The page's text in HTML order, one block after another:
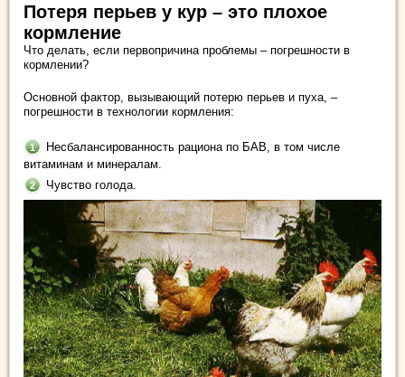
Потеря перьев у кур – это плохое
кормление
Что делать, если первопричина проблемы – погрешности в
кормлении?
Основной фактор, вызывающий потерю перьев и пуха, –
погрешности в технологии кормления:
Несбалансированность рациона по БАВ, в том числе
витаминам и минералам.
Чувство голода.